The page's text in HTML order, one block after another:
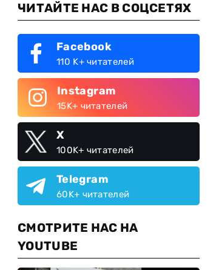
ЧИТАЙТЕ НАС В СОЦСЕТЯХ
Facebook
110 K+ читателей
Instagram
15K+ читателей
X
100K+ читателей
Telegram
60K+ читателей
СМОТРИТЕ НАС НА
YOUTUBE